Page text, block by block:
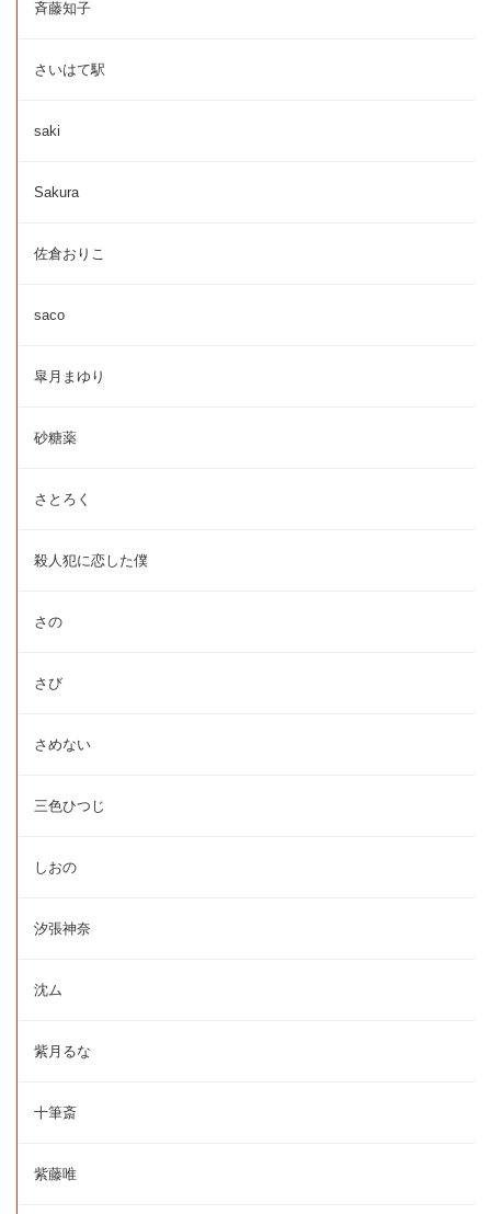
斉藤知子
さいはて駅
saki
Sakura
佐倉おりこ
saco
皐月まゆり
砂糖薬
さとろく
殺人犯に恋した僕
さの
さび
さめない
三色ひつじ
しおの
汐張神奈
沈ム
紫月るな
十筆斎
紫藤唯